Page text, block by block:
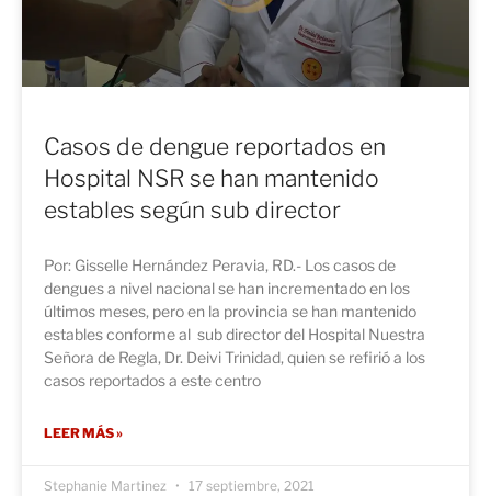
Casos de dengue reportados en
Hospital NSR se han mantenido
estables según sub director
Por: Gisselle Hernández Peravia, RD.- Los casos de
dengues a nivel nacional se han incrementado en los
últimos meses, pero en la provincia se han mantenido
estables conforme al sub director del Hospital Nuestra
Señora de Regla, Dr. Deivi Trinidad, quien se refirió a los
casos reportados a este centro
LEER MÁS »
Stephanie Martinez 17 septiembre, 2021